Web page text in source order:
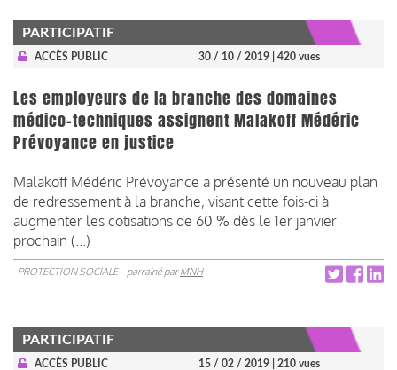
PARTICIPATIF
ACCÈS PUBLIC 30 / 10 / 2019 | 420 vues
Les employeurs de la branche des domaines
médico-techniques assignent Malakoff Médéric
Prévoyance en justice
Malakoff Médéric Prévoyance a présenté un nouveau plan
de redressement à la branche, visant cette fois-ci à
augmenter les cotisations de 60 % dès le 1er janvier
prochain (...)
PROTECTION SOCIALE parrainé parMNH
PARTICIPATIF
ACCÈS PUBLIC 15 / 02 / 2019 | 210 vues